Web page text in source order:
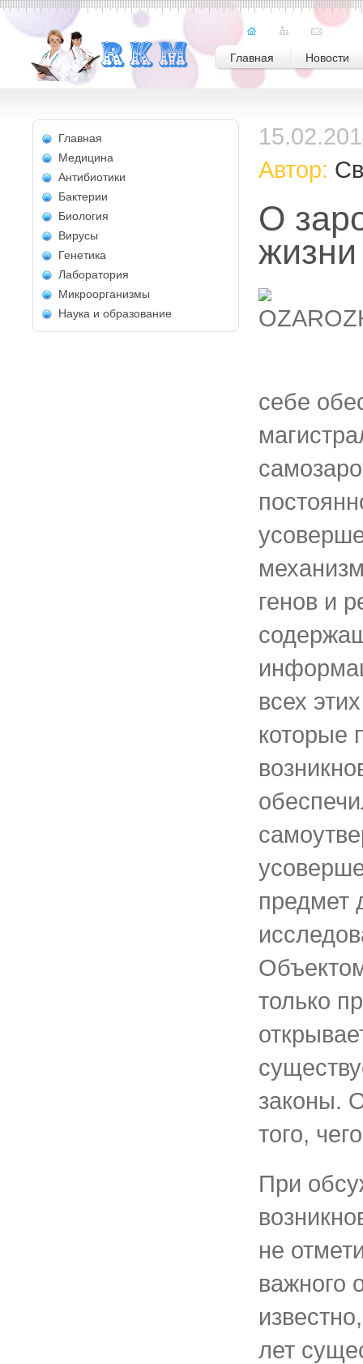
Главная Новости
Главная
Медицина
Антибиотики
Бактерии
Биология
Вирусы
Генетика
Лаборатория
Микроорганизмы
Наука и образование
Автор:
О
жизни
себе
генов и
всех
которые
предмет
только
законы.
того,
При
не
важного
лет